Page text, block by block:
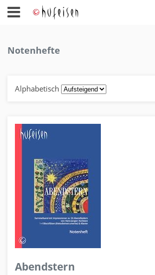
Notenhefte
Alphabetisch
Abendstern